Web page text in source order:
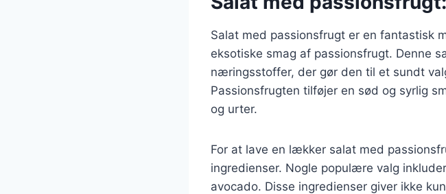
Salat med passionsfrugt er en fantastisk
eksotiske smag af passionsfrugt. Denne
næringsstoffer, der gør den til et sundt
Passionsfrugten tilføjer en sød og syrlig
og urter.
For at lave en lækker salat med
ingredienser. Nogle populære valg
avocado. Disse ingredienser giver ikke